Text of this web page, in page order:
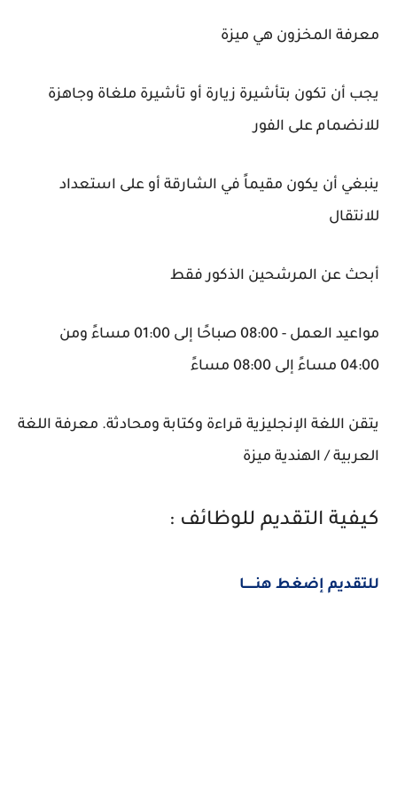
معرفة المخزون هي ميزة
يجب أن تكون بتأشيرة زيارة أو تأشيرة ملغاة وجاهزة
للانضمام على الفور
ينبغي أن يكون مقيماً في الشارقة أو على استعداد
للانتقال
أبحث عن المرشحين الذكور فقط
مواعيد العمل - 08:00 صباحًا إلى 01:00 مساءً ومن
04:00 مساءً إلى 08:00 مساءً
يتقن اللغة الإنجليزية قراءة وكتابة ومحادثة. معرفة اللغة
العربية / الهندية ميزة
كيفية التقديم للوظائف :
للتقديم إضغط هنــــــا